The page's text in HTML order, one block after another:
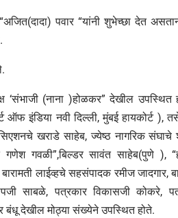
पवार “यांनी शुभेच्छा देत
‘संभाजी (नाना )होळकर” देखील उपस्थित
इंडिया नवी दिल्ली, मुंबई हायकोर्ट ),
खराडे साहेब, ज्येष्ठ नागरिक संघाचे
गवळी”,बिल्डर सावंत साहेब(पुणे ),
लाईव्हचे सहसंपादक रमीज जादगार,
साबळे, पत्रकार विकासजी कोकरे,
बंधू देखील मोठ्या संख्येने उपस्थित होते.